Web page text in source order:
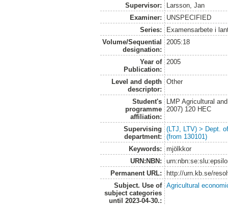
Supervisor:
Larsson, Jan
Examiner:
UNSPECIFIED
Series:
Examensarbete i
Volume/Sequential
designation:
2005:18
Year of
Publication:
2005
Level and depth
descriptor:
Other
Student's
programme
affiliation:
LMP Agricultural
2007) 120 HEC
Supervising
department:
(LTJ, LTV) > Dept.
(from 130101)
Keywords:
mjölkkor
URN:NBN:
Permanent URL:
http://urn.kb.se/
Subject. Use of
subject categories
until 2023-04-30.:
Agricultural